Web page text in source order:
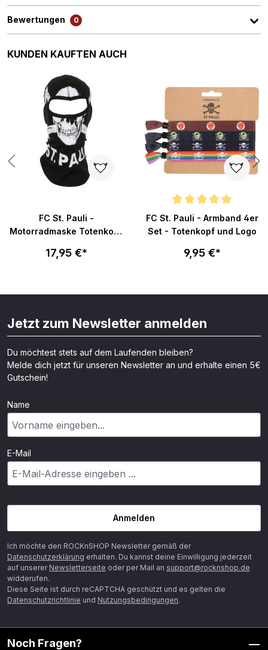
Bewertungen 0
Produktgalerie überspringen
KUNDEN KAUFTEN AUCH
FC St. Pauli -
Motorradmaske Totenkopf
17,95 €*
Durchschnittliche Bewertung
FC St. Pauli - Armband 4er
Set - Totenkopf und Logo
9,95 €*
Jetzt zum Newsletter anmelden
Du möchtest stets auf dem Laufenden bleiben?
Melde dich jetzt für unseren Newsletter an und erhalte einen 5€
Gutschein!
Name
E-Mail
Anmelden
Ich möchte den ROCKnSHOP Newsletter gemäß der
Datenschutzerklärung erhalten. Du kannst deine Einwilligung jederzeit
auf unserer Newsletterseite oder per Mail an support@rocknshop.de
widderufen.
Diese Seite ist durch reCAPTCHA geschützt und es gelten die
Datenschutzrichtlinie und Nutzungsbedingungen.
Noch Fragen?